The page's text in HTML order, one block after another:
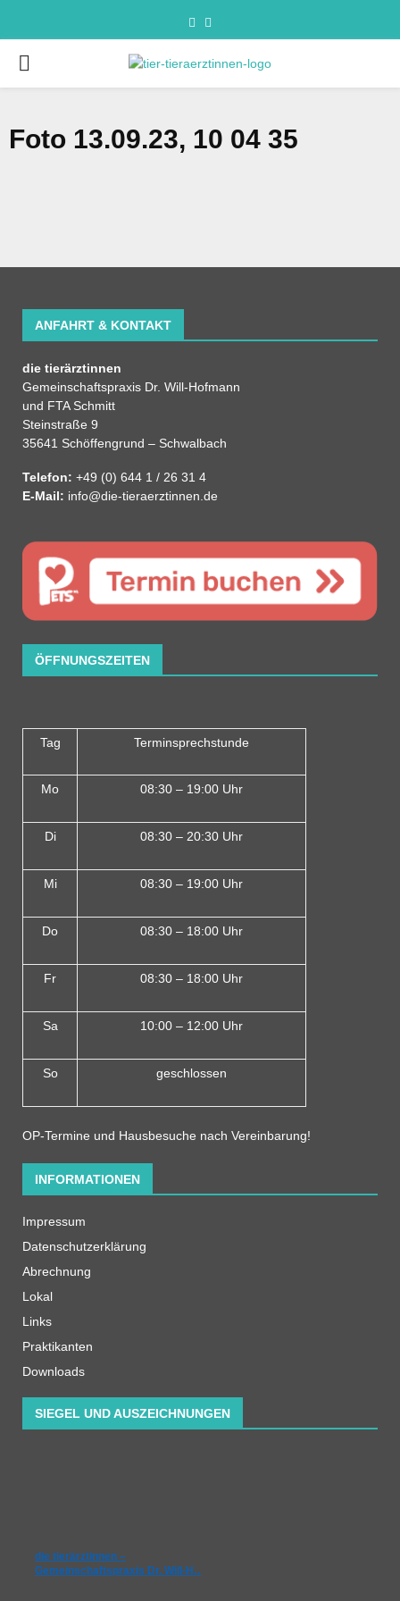
Foto 13.09.23, 10 04 35
ANFAHRT & KONTAKT
die tierärztinnen
Gemeinschaftspraxis Dr. Will-Hofmann
und FTA Schmitt
Steinstraße 9
35641 Schöffengrund – Schwalbach
Telefon: +49 (0) 644 1 / 26 31 4
E-Mail: info@die-tieraerztinnen.de
ÖFFNUNGSZEITEN
Tag Terminsprechstunde
Mo 08:30 – 19:00 Uhr
Di 08:30 – 20:30 Uhr
Mi 08:30 – 19:00 Uhr
Do 08:30 – 18:00 Uhr
Fr 08:30 – 18:00 Uhr
Sa 10:00 – 12:00 Uhr
So geschlossen
OP-Termine und Hausbesuche nach Vereinbarung!
INFORMATIONEN
Impressum
Datenschutzerklärung
Abrechnung
Lokal
Links
Praktikanten
Downloads
SIEGEL UND AUSZEICHNUNGEN
die tierärztinnen –
Gemeinschaftspraxis Dr. Will-H…